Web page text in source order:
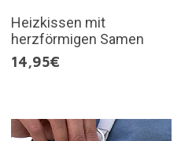
Heizkissen mit
herzförmigen Samen
14,95€